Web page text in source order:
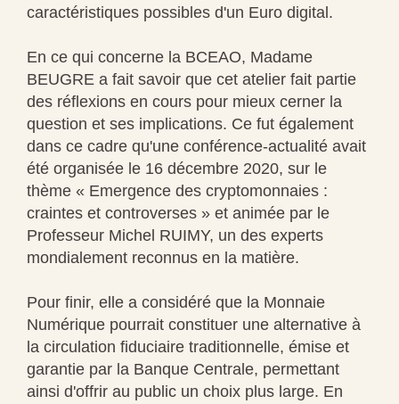
caractéristiques possibles d'un Euro digital.
En ce qui concerne la BCEAO, Madame
BEUGRE a fait savoir que cet atelier fait partie
des réflexions en cours pour mieux cerner la
question et ses implications. Ce fut également
dans ce cadre qu'une conférence-actualité avait
été organisée le 16 décembre 2020, sur le
thème « Emergence des cryptomonnaies :
craintes et controverses » et animée par le
Professeur Michel RUIMY, un des experts
mondialement reconnus en la matière.
Pour finir, elle a considéré que la Monnaie
Numérique pourrait constituer une alternative à
la circulation fiduciaire traditionnelle, émise et
garantie par la Banque Centrale, permettant
ainsi d'offrir au public un choix plus large. En